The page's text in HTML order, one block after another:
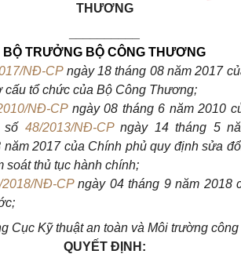
THƯƠNG
BỘ TRƯỞNG BỘ CÔNG THƯƠNG
NĐ-CPngày 18 tháng 08 năm 2017
cấu tổ chức của Bộ Công Thương;
NĐ-CPngày 08 tháng 6 năm 2010
số 48/2013/NĐ-CPngày 14 tháng 5
2017 của Chính phủ quy định sửa
soát thủ tục hành chính;
2018/NĐ-CPngày 04 tháng 9 năm 2018
Cục Kỹ thuật an toàn và Môi trường
QUYẾT ĐỊNH: